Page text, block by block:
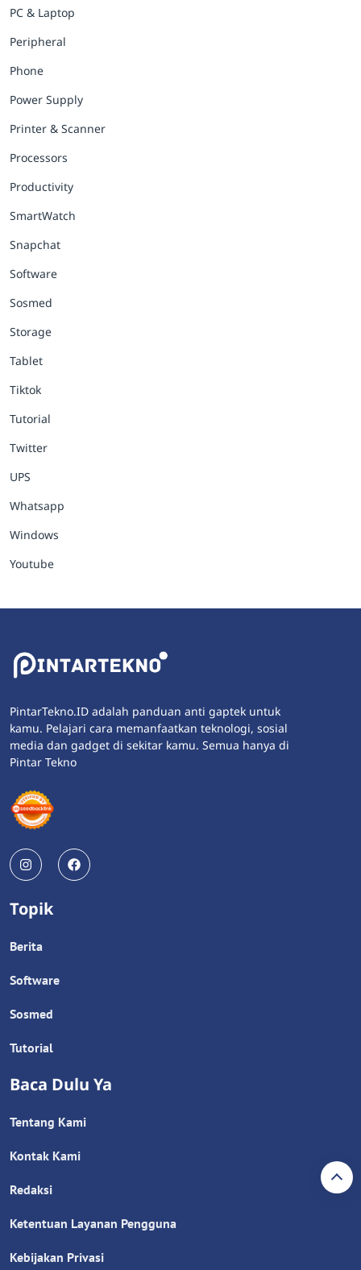
PC & Laptop
Peripheral
Phone
Power Supply
Printer & Scanner
Processors
Productivity
SmartWatch
Snapchat
Software
Sosmed
Storage
Tablet
Tiktok
Tutorial
Twitter
UPS
Whatsapp
Windows
Youtube
PintarTekno.ID adalah panduan anti gaptek untuk
kamu. Pelajari cara memanfaatkan teknologi, sosial
media dan gadget di sekitar kamu. Semua hanya di
Pintar Tekno
Topik
Berita
Software
Sosmed
Tutorial
Baca Dulu Ya
Tentang Kami
Kontak Kami
Redaksi
Ketentuan Layanan Pengguna
Kebijakan Privasi